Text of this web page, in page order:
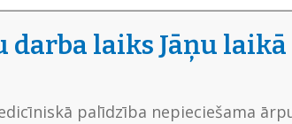
darba laiks Jāņu laikā
palīdzība nepieciešama